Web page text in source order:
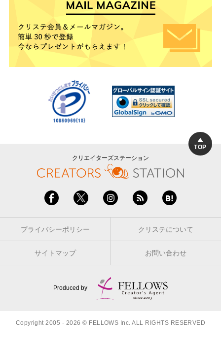
TOP
クリエイターズステーション
プライバシーポリシー クリステについて
サイトマップ お問い合わせ
Produced by
Copyright 2005 - 2026 © FELLOWS Inc. ALL RIGHTS RESERVED